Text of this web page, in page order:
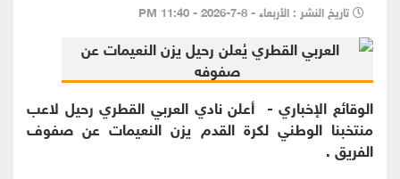
تاريخ النشر : الأربعاء - 8-7-2026 - 11:40 PM
الوقائع الإخباري - أعلن نادي العربي القطري رحيل لاعب
منتخبنا الوطني لكرة القدم يزن النعيمات عن صفوف
الفريق .